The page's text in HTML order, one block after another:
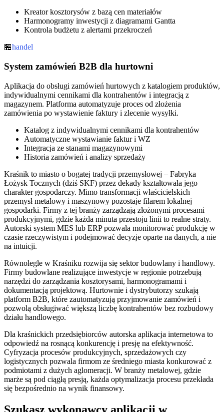
Kreator kosztorysów z bazą cen materiałów
Harmonogramy inwestycji z diagramami Gantta
Kontrola budżetu z alertami przekroczeń
🏪handel
System zamówień B2B dla hurtowni
Aplikacja do obsługi zamówień hurtowych z katalogiem produktów,
indywidualnymi cennikami dla kontrahentów i integracją z
magazynem. Platforma automatyzuje proces od złożenia
zamówienia po wystawienie faktury i zlecenie wysyłki.
Katalog z indywidualnymi cennikami dla kontrahentów
Automatyczne wystawianie faktur i WZ
Integracja ze stanami magazynowymi
Historia zamówień i analizy sprzedaży
Kraśnik to miasto o bogatej tradycji przemysłowej – Fabryka
Łożysk Tocznych (dziś SKF) przez dekady kształtowała jego
charakter gospodarczy. Mimo transformacji właścicielskich
przemysł metalowy i maszynowy pozostaje filarem lokalnej
gospodarki. Firmy z tej branży zarządzają złożonymi procesami
produkcyjnymi, gdzie każda minuta przestoju linii to realne straty.
Autorski system MES lub ERP pozwala monitorować produkcję w
czasie rzeczywistym i podejmować decyzje oparte na danych, a nie
na intuicji.
Równolegle w Kraśniku rozwija się sektor budowlany i handlowy.
Firmy budowlane realizujące inwestycje w regionie potrzebują
narzędzi do zarządzania kosztorysami, harmonogramami i
dokumentacją projektową. Hurtownie i dystrybutorzy szukają
platform B2B, które zautomatyzują przyjmowanie zamówień i
pozwolą obsługiwać większą liczbę kontrahentów bez rozbudowy
działu handlowego.
Dla kraśnickich przedsiębiorców autorska aplikacja internetowa to
odpowiedź na rosnącą konkurencję i presję na efektywność.
Cyfryzacja procesów produkcyjnych, sprzedażowych czy
logistycznych pozwala firmom ze średniego miasta konkurować z
podmiotami z dużych aglomeracji. W branży metalowej, gdzie
marże są pod ciągłą presją, każda optymalizacja procesu przekłada
się bezpośrednio na wynik finansowy.
Szukasz wykonawcy aplikacji w